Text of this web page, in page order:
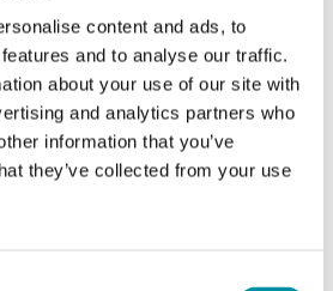
content and ads, to
and to analyse our traffic.
about your use of our site with
and analytics partners who
information that you’ve
they’ve collected from your use
0...10 V DC
10…30 mm
1.5 s/mm